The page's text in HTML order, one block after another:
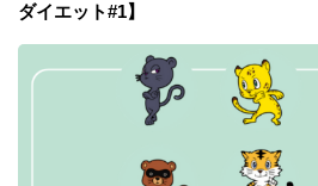
ダイエット#1】